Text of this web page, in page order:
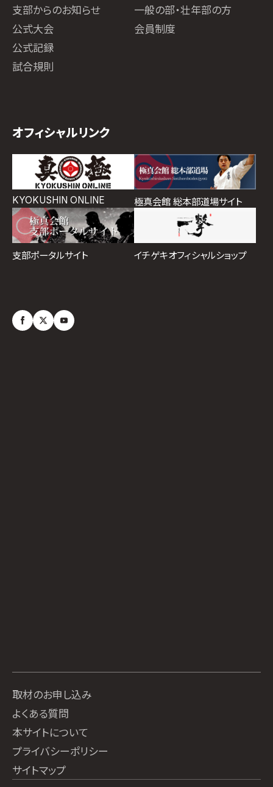
支部からのお知らせ
公式大会
公式記録
試合規則
一般の部・壮年部の方
会員制度
オフィシャルリンク
KYOKUSHIN ONLINE 極真会館 総本部道場サイト
支部ポータルサイト イチゲキオフィシャルショップ
取材のお申し込み
よくある質問
本サイトについて
プライバシーポリシー
サイトマップ